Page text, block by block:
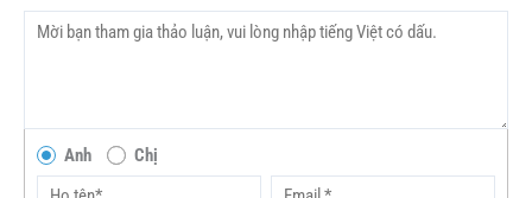
Anh Chị